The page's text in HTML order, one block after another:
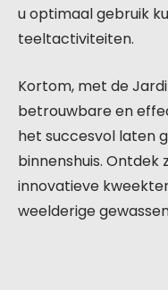
u optimaal gebruik
teeltactiviteiten.
Kortom, met de
betrouwbare en
het succesvol laten
binnenshuis. Ontdek
innovatieve
weelderige